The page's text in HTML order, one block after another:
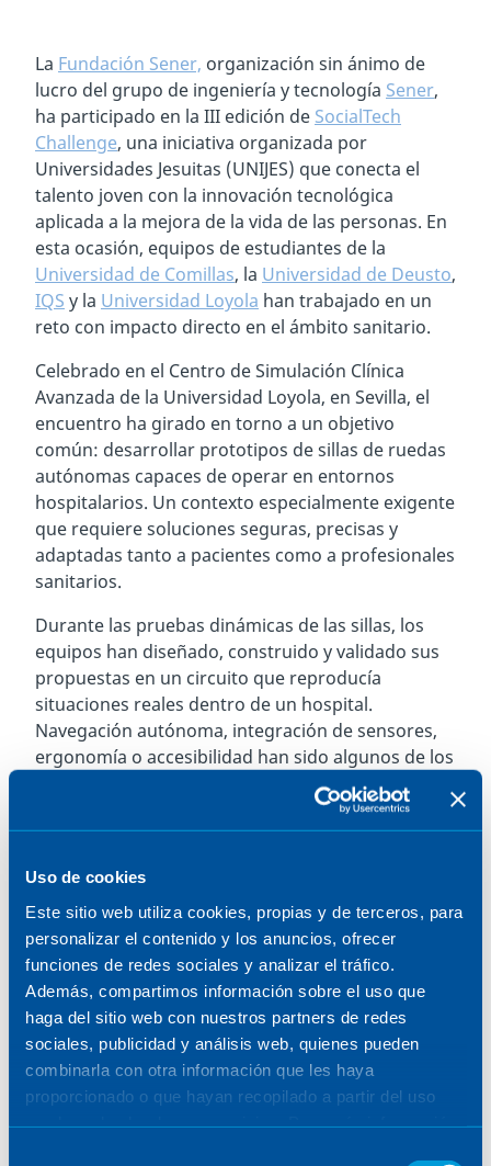
Uso de cookies
Este sitio web utiliza cookies, propias y de terceros, para
personalizar el contenido y los anuncios, ofrecer
funciones de redes sociales y analizar el tráfico.
Además, compartimos información sobre el uso que
haga del sitio web con nuestros partners de redes
sociales, publicidad y análisis web, quienes pueden
combinarla con otra información que les haya
proporcionado o que hayan recopilado a partir del uso
La Fundación Sener, organización sin ánimo de
lucro del grupo de ingeniería y tecnología Sener,
ha participado en la III edición de SocialTech
Challenge, una iniciativa organizada por
Universidades Jesuitas (UNIJES) que conecta el
talento joven con la innovación tecnológica
aplicada a la mejora de la vida de las personas. En
esta ocasión, equipos de estudiantes de la
Universidad de Comillas, la Universidad de Deusto,
IQS y la Universidad Loyola han trabajado en un
reto con impacto directo en el ámbito sanitario.
Celebrado en el Centro de Simulación Clínica
Avanzada de la Universidad Loyola, en Sevilla, el
encuentro ha girado en torno a un objetivo
común: desarrollar prototipos de sillas de ruedas
autónomas capaces de operar en entornos
hospitalarios. Un contexto especialmente exigente
que requiere soluciones seguras, precisas y
adaptadas tanto a pacientes como a profesionales
sanitarios.
Durante las pruebas dinámicas de las sillas, los
equipos han diseñado, construido y validado sus
propuestas en un circuito que reproducía
situaciones reales dentro de un hospital.
Navegación autónoma, integración de sensores,
ergonomía o accesibilidad han sido algunos de los
aspectos clave que han marcado el desarrollo de
los proyectos, reflejando la capacidad de los
participantes para abordar desafíos complejos
El jurado, formado por profesionales del ámbito
tecnológico y social, contó con la participación de
Francisco Alarcón, responsable del área de
Sistemas Autónomos de Aeroespacial y Defensa
en Sener. En sus valoraciones, se tuvieron en
cuenta tanto la solidez técnica como el impacto
potencial de las soluciones presentadas.